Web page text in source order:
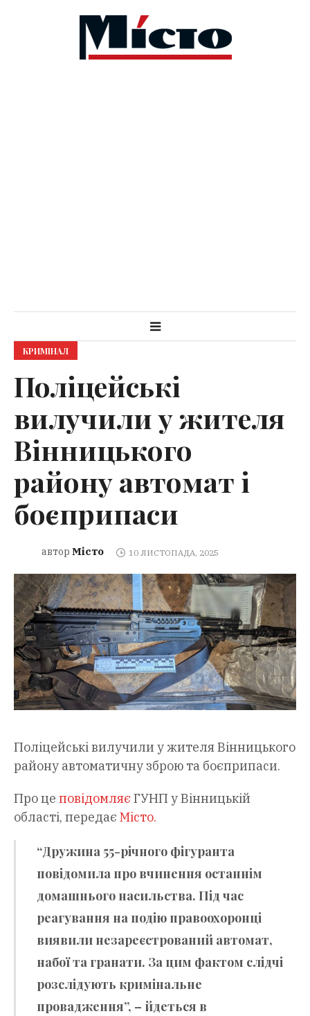
КРИМІНАЛ
Поліцейські
вилучили у жителя
Вінницького
району автомат і
боєприпаси
автор Місто 10 ЛИСТОПАДА, 2025
Поліцейські вилучили у жителя Вінницького
району автоматичну зброю та боєприпаси.
Про це повідомляє ГУНП у Вінницькій
області, передає Місто.
“Дружина 55-річного фігуранта
повідомила про вчинення останнім
домашнього насильства. Під час
реагування на подію правоохоронці
виявили незареєстрований автомат,
набої та гранати. За цим фактом слідчі
розслідують кримінальне
провадження”, – йдеться в